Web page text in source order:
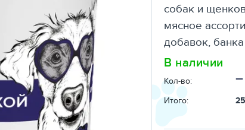
собак и
мясное
добавок,
В наличии
Кол-во: −
Итого: